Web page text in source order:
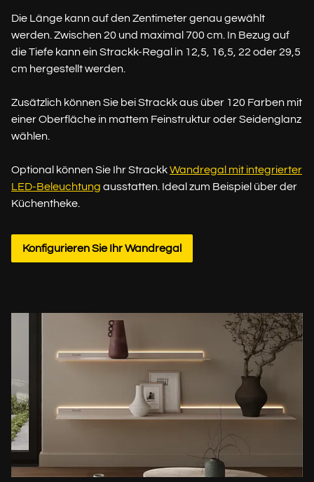
Die Länge kann auf den Zentimeter genau gewählt
werden. Zwischen 20 und maximal 700 cm. In Bezug auf
die Tiefe kann ein Strackk-Regal in 12,5, 16,5, 22 oder 29,5
cm hergestellt werden.
Zusätzlich können Sie bei Strackk aus über 120 Farben mit
einer Oberfläche in mattem Feinstruktur oder Seidenglanz
wählen.
Optional können Sie Ihr StrackkWandregal mit integrierter
LED-Beleuchtung ausstatten. Ideal zum Beispiel über der
Küchentheke.
Konfigurieren Sie Ihr Wandregal